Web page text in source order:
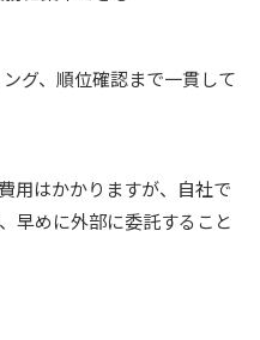
グ、順位確認まで一貫して
用はかかりますが、自社で
早めに外部に委託すること